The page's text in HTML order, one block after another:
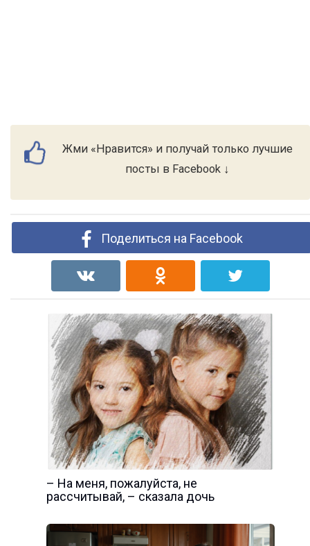
Жми «Нравится» и получай только лучшие
посты в Facebook ↓
Поделиться на Facebook
– На меня, пожалуйста, не
рассчитывай, – сказала дочь